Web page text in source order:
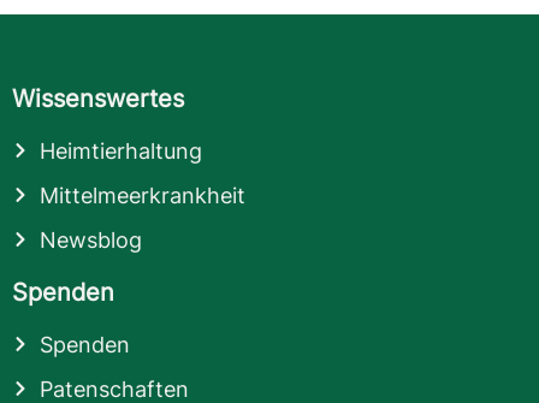
Wissenswertes
Heimtierhaltung
Mittelmeerkrankheit
Newsblog
Spenden
Spenden
Patenschaften